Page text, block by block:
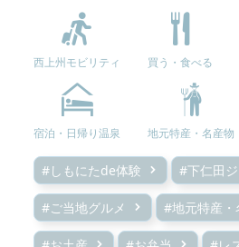
西上州モビリティ 買う・食べる
宿泊・日帰り温泉 地元特産・名産物
#しもにたde体験 #下仁田
#ご当地グルメ #地元特産・